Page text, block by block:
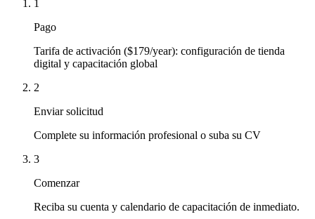
1
Pago
Tarifa de activación ($179/year): configuración de tienda
digital y capacitación global
2
Enviar solicitud
Complete su información profesional o suba su CV
3
Comenzar
Reciba su cuenta y calendario de capacitación de inmediato.